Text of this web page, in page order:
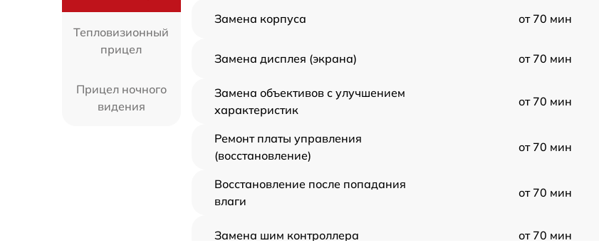
Тепловизионный
прицел
Прицел ночного
видения
Замена корпуса от 70 мин
Замена дисплея (экрана) от 70 мин
Замена объективов с улучшением
характеристик
от 70 мин
Ремонт платы управления
(восстановление)
от 70 мин
Восстановление после попадания
влаги
от 70 мин
Замена шим контроллера от 70 мин